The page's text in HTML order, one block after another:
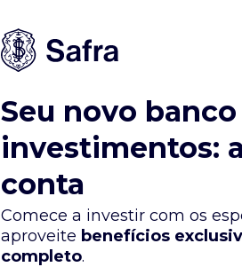
Seu novo
investimentos:
conta
Comece a investir com os
aproveite benefícios
completo.